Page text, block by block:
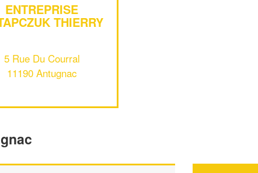
ENTREPRISE
THIERRY
5 Rue Du Courral
11190 Antugnac